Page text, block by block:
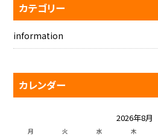
カテゴリー
information
カレンダー
2026年8月
月 火 水 木